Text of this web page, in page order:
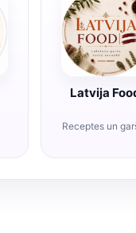
Latvija
Receptes un